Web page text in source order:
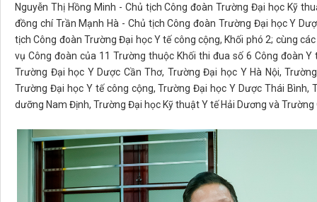
Nguyễn Thị Hồng Minh - Chủ tịch Công đoàn Trường Đại học Kỹ
đồng chí Trần Mạnh Hà - Chủ tịch Công đoàn Trường Đại học Y
tịch Công đoàn Trường Đại học Y tế công cộng, Khối phó 2; cùng
vụ Công đoàn của 11 Trường thuộc Khối thi đua số 6 Công đoàn
Trường Đại học Y Dược Cần Thơ, Trường Đại học Y Hà Nội,
Trường Đại học Y tế công cộng, Trường Đại học Y Dược Thái Bình,
dưỡng Nam Định, Trường Đại học Kỹ thuật Y tế Hải Dương và